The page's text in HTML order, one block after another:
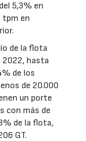
5,3% en
tpm en
de la flota
2022, hasta
de los
de 20.000
un porte
con más de
de la flota,
GT.